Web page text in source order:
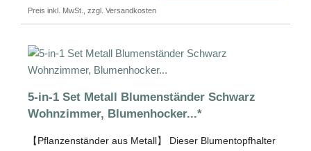
Preis inkl. MwSt., zzgl. Versandkosten
5-in-1 Set Metall Blumenständer Schwarz
Wohnzimmer, Blumenhocker...*
【Pflanzenständer aus Metall】 Dieser Blumentopfhalter